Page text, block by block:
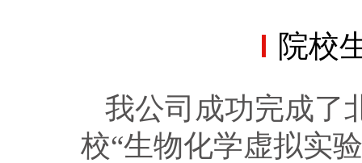
院校
我公司成功完成了
校“生物化学虚拟实